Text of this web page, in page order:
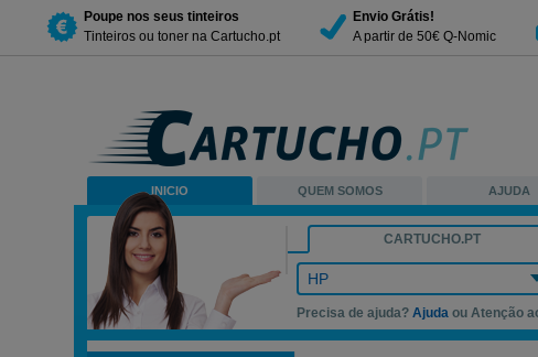
Poupe nos seus tinteiros
Tinteiros ou toner na Cartucho.pt
Envio Grátis!
A partir de 50€ Q-Nomic
INICIO QUEM SOMOS AJUDA
CARTUCHO.PT
HP
Precisa de ajuda?Ajuda ou Atenção